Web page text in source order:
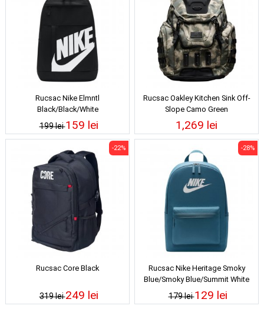
Rucsac Nike Elmntl
Black/Black/White
199 lei159 lei
Rucsac Oakley Kitchen Sink Off-
Slope Camo Green
1,269 lei
Rucsac Core Black
319 lei
-22%
249 lei
Rucsac Nike Heritage Smoky
Blue/Smoky Blue/Summit White
179 lei
-28%
129 lei